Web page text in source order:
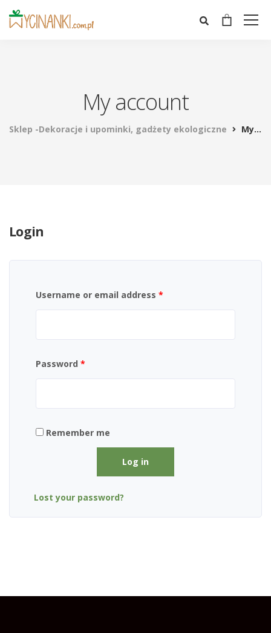
My account
Sklep -Dekoracje i upominki, gadżety ekologiczne My account
Login
Username or email address *
Password *
Remember me
Log in
Lost your password?